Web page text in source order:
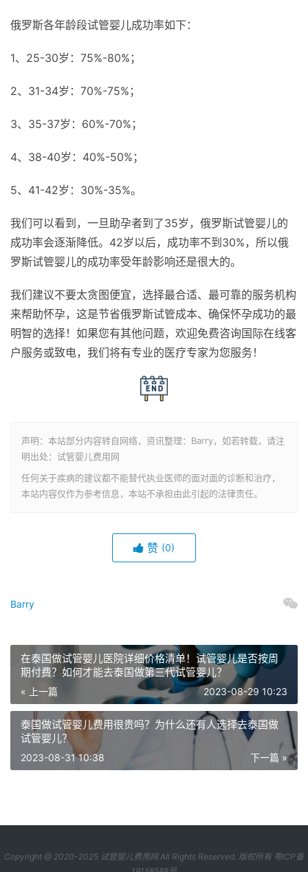
俄罗斯各年龄段试管婴儿成功率如下：
1、25-30岁：75%-80%；
2、31-34岁：70%-75%；
3、35-37岁：60%-70%；
4、38-40岁：40%-50%；
5、41-42岁：30%-35%。
我们可以看到，一旦助孕者到了35岁，俄罗斯试管婴儿的
成功率会逐渐降低。42岁以后，成功率不到30%，所以俄
罗斯试管婴儿的成功率受年龄影响还是很大的。
我们建议不要太贪图便宜，选择最合适、最可靠的服务机构
来帮助怀孕，这是节省俄罗斯试管成本、确保怀孕成功的最
明智的选择！如果您有其他问题，欢迎免费咨询国际在线客
户服务或致电，我们将有专业的医疗专家为您服务！
声明：本站部分内容转自网络，资讯整理：Barry，如若转载，请注
明出处：试管婴儿费用网
任何关于疾病的建议都不能替代执业医师的面对面的诊断和治疗，
本站内容仅作为参考信息，本站不承担由此引起的法律责任。
赞 (0)
Barry
在泰国做试管婴儿医院详细价格清单！试管婴儿是否按周
期付费？如何才能去泰国做第三代试管婴儿？
« 上一篇 2023-08-29 10:23
泰国做试管婴儿费用很贵吗？为什么还有人选择去泰国做
试管婴儿？
下一篇 »
2023-08-31 10:38
Copyright @ 2020-2025 试管婴儿费用网All Rights Reserved. 版权所有 粤ICP备